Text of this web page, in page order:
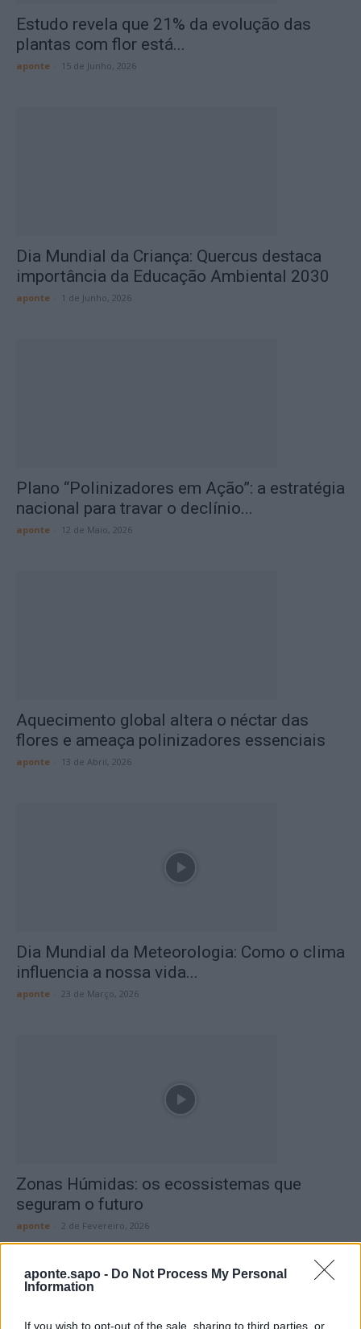
aponte.sapo - Do Not Process My Personal
Information
If you wish to opt-out of the sale, sharing to third parties, or
Estudo revela que 21% da evolução das
plantas com flor está...
aponte 15 de Junho, 2026
Dia Mundial da Criança: Quercus destaca
importância da Educação Ambiental 2030
aponte 1 de Junho, 2026
Plano “Polinizadores em Ação”: a estratégia
nacional para travar o declínio...
aponte 12 de Maio, 2026
Aquecimento global altera o néctar das
flores e ameaça polinizadores essenciais
aponte 13 de Abril, 2026
Dia Mundial da Meteorologia: Como o clima
influencia a nossa vida...
aponte 23 de Março, 2026
Zonas Húmidas: os ecossistemas que
seguram o futuro
aponte 2 de Fevereiro, 2026